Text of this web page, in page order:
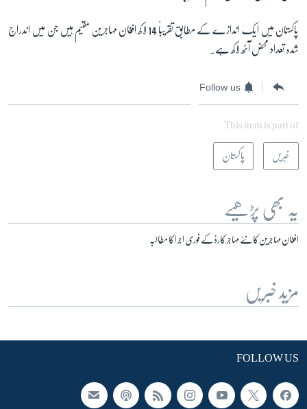
پاکستان میں ایک اندازے کے مطابق تقریباً 14 لاکھ افغان مہاجرین مقیم ہیں جن میں اندراج
شدہ تعداد محض آٹھ لاکھ ہے۔
Follow us
This item is part of
خبریں پاکستان
یہ بھی پڑھیے
افغان مہاجرین کا نئے مہاجر کارڈ کے فوری اجرا کا مطالبہ
مزید خبریں
FOLLOW US